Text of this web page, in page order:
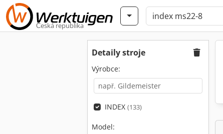
Česká republika
Detaily stroje
Výrobce:
INDEX (133)
Model: